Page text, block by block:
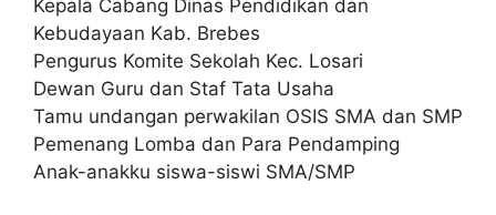
Kepala Cabang Dinas Pendidikan dan
Kebudayaan Kab. Brebes
Pengurus Komite Sekolah Kec. Losari
Dewan Guru dan Staf Tata Usaha
Tamu undangan perwakilan OSIS SMA dan SMP
Pemenang Lomba dan Para Pendamping
Anak-anakku siswa-siswi SMA/SMP